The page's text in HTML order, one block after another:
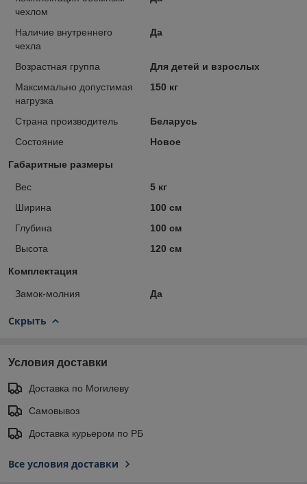
чехлом
Наличие внутреннего
чехла
Да
Возрастная группа
Для детей и взрослых
Максимально допустимая
нагрузка
150 кг
Страна производитель
Беларусь
Состояние
Новое
Габаритные размеры
Вес
5 кг
Ширина
100 см
Глубина
100 см
Высота
120 см
Комплектация
Замок-молния Да
Скрыть
Условия доставки
Доставка по Могилеву
Самовывоз
Доставка курьером по РБ
Все условия доставки